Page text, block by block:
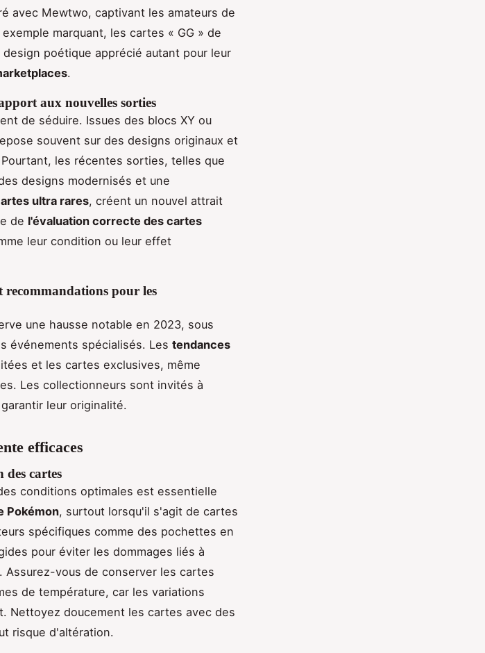
avec Mewtwo, captivant les amateurs de
marquant, les cartes « GG » de
design poétique apprécié autant pour leur
.
aux nouvelles sorties
de séduire. Issues des blocs XY ou
souvent sur des designs originaux et
les récentes sorties, telles que
designs modernisés et une
ultra rares, créent un nouvel attrait
de l'évaluation correcte des cartes
leur condition ou leur effet
recommandations pour les
une hausse notable en 2023, sous
événements spécialisés. Les tendances
et les cartes exclusives, même
Les collectionneurs sont invités à
leur originalité.
efficaces
des cartes
conditions optimales est essentielle
Pokémon, surtout lorsqu'il s'agit de cartes
spécifiques comme des pochettes en
pour éviter les dommages liés à
Assurez-vous de conserver les cartes
de température, car les variations
Nettoyez doucement les cartes avec des
risque d'altération.